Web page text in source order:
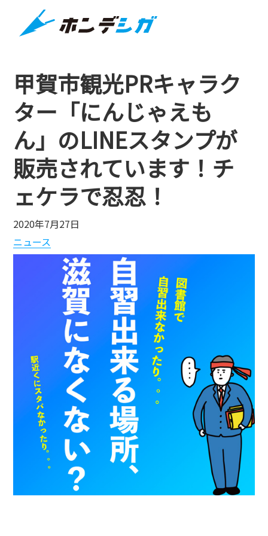
甲賀市観光PRキャラク
ター「にんじゃえも
ん」のLINEスタンプが
販売されています！チ
ェケラで忍忍！
2020年7月27日
ニュース